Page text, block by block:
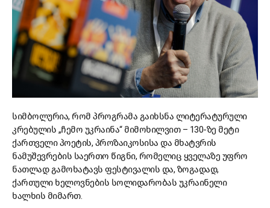
სიმბოლურია, რომ პროგრამა გაიხსნა ლიტერატურული
კრებულის „ჩემო უკრაინა“ მიმოხილვით – 130-ზე მეტი
ქართველი პოეტის, პროზაიკოსისა და მხატვრის
ნამუშევრების საერთო წიგნი, რომელიც ყველაზე უფრო
ნათლად გამოხატავს ფესტივალის და, ზოგადად,
ქართული ხელოვნების სოლიდარობას უკრაინელი
ხალხის მიმართ.